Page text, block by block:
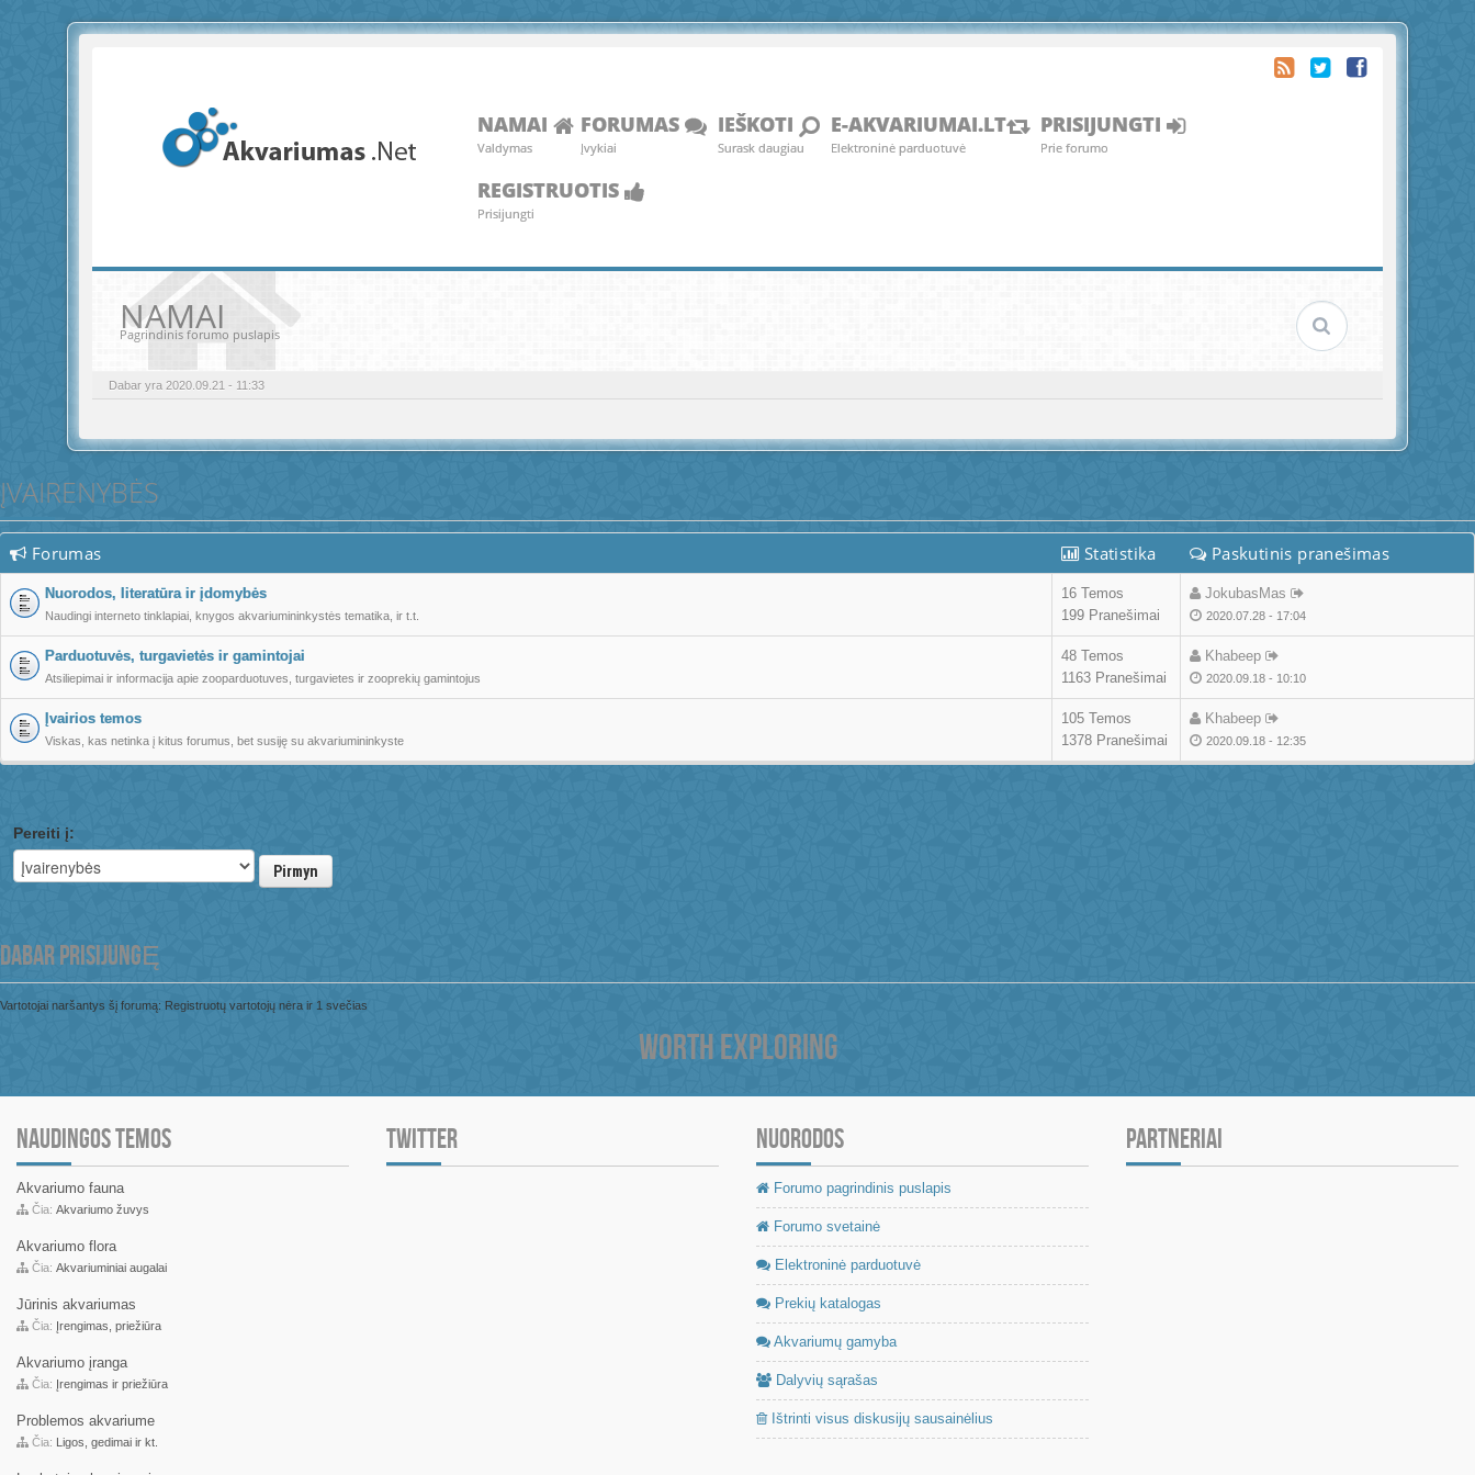
NAMAI
Valdymas
FORUMAS
Įvykiai
IEŠKOTI
Surask daugiau
E-AKVARIUMAI.LT
Elektroninė parduotuvė
PRISIJUNGTI
Prie forumo
REGISTRUOTIS
Prisijungti
NAMAI
Pagrindinis forumo puslapis
Dabar yra 2020.09.21 - 11:33
ĮVAIRENYBĖS
Forumas Statistika Paskutinis pranešimas
Nuorodos, literatūra ir įdomybės
Naudingi interneto tinklapiai, knygos akvariumininkystės tematika, ir t.t.
16 Temos
199 Pranešimai
JokubasMas
2020.07.28 - 17:04
Parduotuvės, turgavietės ir gamintojai
Atsiliepimai ir informacija apie zooparduotuves, turgavietes ir zooprekių gamintojus
48 Temos
1163 Pranešimai
Khabeep
2020.09.18 - 10:10
Įvairios temos
Viskas, kas netinka į kitus forumus, bet susiję su akvariumininkyste
105 Temos
1378 Pranešimai
Khabeep
2020.09.18 - 12:35
Pereiti į:
Pirmyn
DABAR PRISIJUNGĘ
Vartotojai naršantys šį forumą: Registruotų vartotojų nėra ir 1 svečias
WORTH EXPLORING
NAUDINGOS TEMOS
Akvariumo fauna
Čia: Akvariumo žuvys
Akvariumo flora
Čia: Akvariuminiai augalai
Jūrinis akvariumas
Čia: Įrengimas, priežiūra
Akvariumo įranga
Čia: Įrengimas ir priežiūra
Problemos akvariume
Čia: Ligos, gedimai ir kt.
TWITTER NUORODOS
Forumo pagrindinis puslapis
Forumo svetainė
Elektroninė parduotuvė
Prekių katalogas
Akvariumų gamyba
Dalyvių sąrašas
Ištrinti visus diskusijų sausainėlius
PARTNERIAI